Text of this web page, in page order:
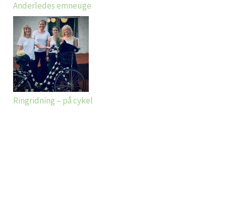
Anderledes emneuge
Ringridning – på cykel